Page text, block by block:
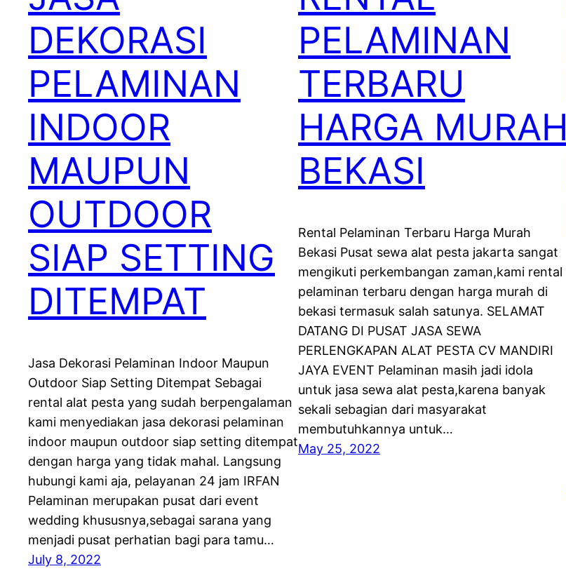
DEKORASI
PELAMINAN
INDOOR
MAUPUN
OUTDOOR
SIAP SETTING
DITEMPAT
Jasa Dekorasi Pelaminan Indoor Maupun
Outdoor Siap Setting Ditempat Sebagai
rental alat pesta yang sudah berpengalaman
kami menyediakan jasa dekorasi pelaminan
indoor maupun outdoor siap setting ditempat
dengan harga yang tidak mahal. Langsung
hubungi kami aja, pelayanan 24 jam IRFAN
Pelaminan merupakan pusat dari event
wedding khususnya,sebagai sarana yang
menjadi pusat perhatian bagi para tamu…
July 8, 2022
PELAMINAN
TERBARU
HARGA MURAH
BEKASI
Rental Pelaminan Terbaru Harga Murah
Bekasi Pusat sewa alat pesta jakarta sangat
mengikuti perkembangan zaman,kami rental
pelaminan terbaru dengan harga murah di
bekasi termasuk salah satunya. SELAMAT
DATANG DI PUSAT JASA SEWA
PERLENGKAPAN ALAT PESTA CV MANDIRI
JAYA EVENT Pelaminan masih jadi idola
untuk jasa sewa alat pesta,karena banyak
sekali sebagian dari masyarakat
membutuhkannya untuk…
May 25, 2022